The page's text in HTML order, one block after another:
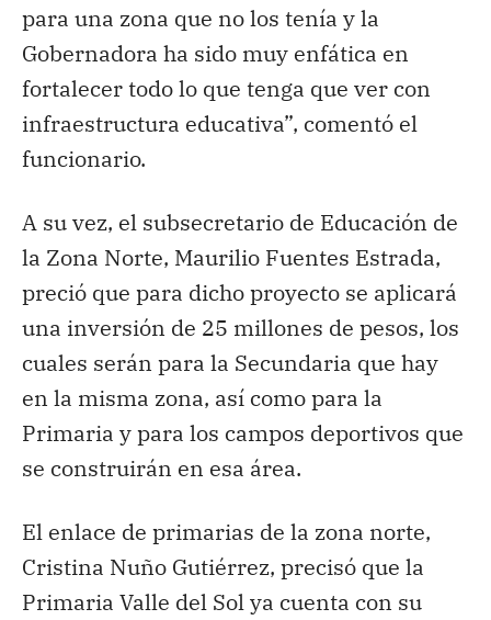
para una zona que no los tenía y la
Gobernadora ha sido muy enfática en
fortalecer todo lo que tenga que ver con
infraestructura educativa”, comentó el
funcionario.
A su vez, el subsecretario de Educación de
la Zona Norte, Maurilio Fuentes Estrada,
preció que para dicho proyecto se aplicará
una inversión de 25 millones de pesos, los
cuales serán para la Secundaria que hay
en la misma zona, así como para la
Primaria y para los campos deportivos que
se construirán en esa área.
El enlace de primarias de la zona norte,
Cristina Nuño Gutiérrez, precisó que la
Primaria Valle del Sol ya cuenta con su